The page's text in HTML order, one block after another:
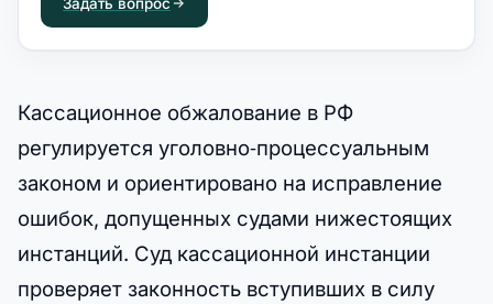
Кассационное обжалование в РФ
регулируется уголовно‑процессуальным
законом и ориентировано на исправление
ошибок, допущенных судами нижестоящих
инстанций. Суд кассационной инстанции
проверяет законность вступивших в силу